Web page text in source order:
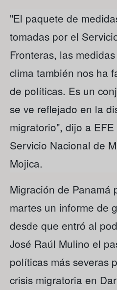
"El paquete de
tomadas por el
Fronteras, las
clima también nos ha
de políticas. Es un
se ve reflejado en la
migratorio", dijo a
Servicio Nacional de
Mojica.
Migración de Panamá
martes un informe de
desde que entró al
José Raúl Mulino el
políticas más severas
crisis migratoria en